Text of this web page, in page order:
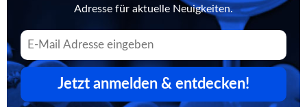
Adresse für aktuelle Neuigkeiten.
Jetzt anmelden & entdecken!